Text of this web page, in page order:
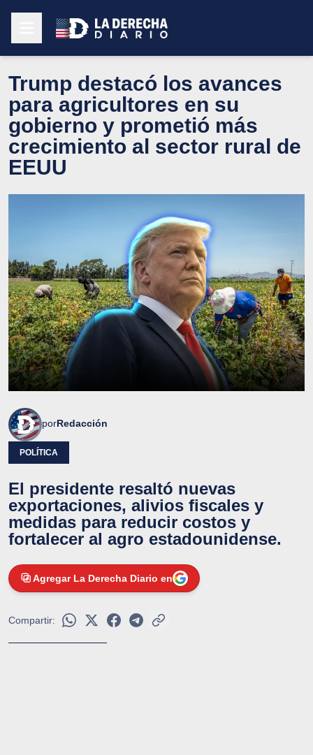
Trump destacó los avances
para agricultores en su
gobierno y prometió más
crecimiento al sector rural de
EEUU
porRedacción
POLÍTICA
El presidente resaltó nuevas
exportaciones, alivios fiscales y
medidas para reducir costos y
fortalecer al agro estadounidense.
Agregar La Derecha Diario en
Compartir: